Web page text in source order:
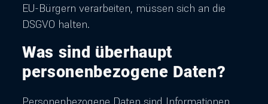
EU-Bürgern verarbeiten, müssen sich an die
DSGVO halten.
Was sind überhaupt
personenbezogene Daten?
Personenbezogene Daten sind Informationen,